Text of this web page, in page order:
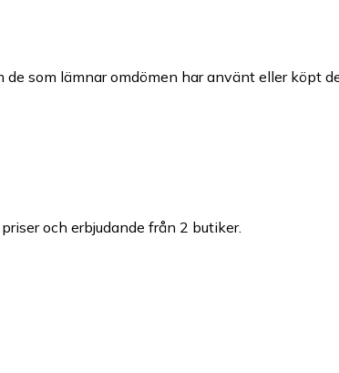
som lämnar omdömen har använt eller köpt
och erbjudande från 2 butiker.